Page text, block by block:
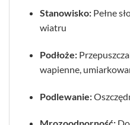
Stanowisko:Pełne
wiatru
Podłoże:
wapienne,
Podlewanie: